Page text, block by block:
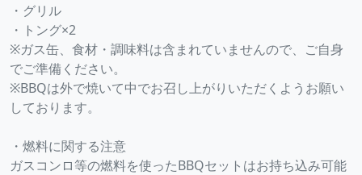
・グリル
・トング×2
※ガス缶、食材・調味料は含まれていませんので、ご自身
でご準備ください。
※BBQは外で焼いて中でお召し上がりいただくようお願い
しております。
・燃料に関する注意
ガスコンロ等の燃料を使ったBBQセットはお持ち込み可能